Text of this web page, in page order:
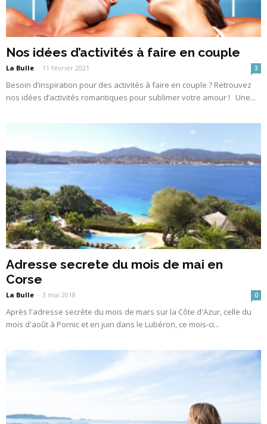
Nos idées d’activités à faire en couple
La Bulle - 11 février 2021 3
Besoin d’inspiration pour des activités à faire en couple ? Retrouvez
nos idées d’activités romantiques pour sublimer votre amour ! Une...
Adresse secrete du mois de mai en
Corse
La Bulle - 3 mai 2018 0
Après l'adresse secrète du mois de mars sur la Côte d'Azur, celle du
mois d'août à Pornic et en juin dans le Lubéron, ce mois-ci...